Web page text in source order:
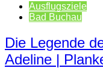
Ausflugsziele
Bad Buchau
Die Legende
Adeline |